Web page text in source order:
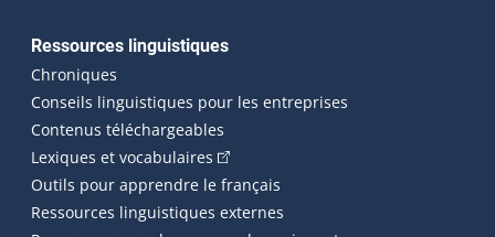
Ressources linguistiques
Chroniques
Conseils linguistiques pour les entreprises
Contenus téléchargeables
Lexiques et vocabulaires (Cet hyperlien externe s'ouvrira
Outils pour apprendre le français
Ressources linguistiques externes